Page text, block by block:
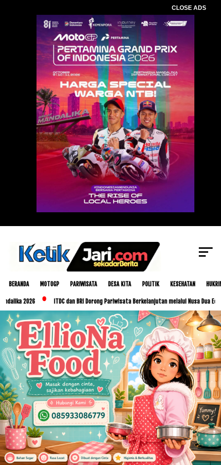
CLOSE ADS
BERANDA MOTOGP PARIWISATA DESA KITA POLITIK KESEHATAN
ITDC dan BRI Dorong Pariwisata Berkelanjutan melalui Nusa Dua Eco Market